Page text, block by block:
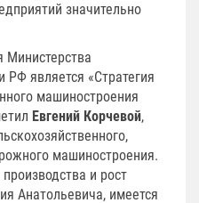
значительно
является «Стратегия
машиностроения
Евгений Корчевой,
машиностроения.
и рост
Анатольевича, имеется